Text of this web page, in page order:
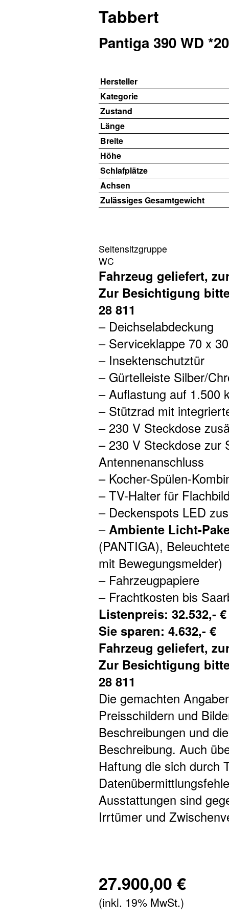
Tabbert
Pantiga 390 WD
Hersteller
Kategorie
Zustand
Länge
Breite
Höhe
Schlafplätze
Achsen
Zulässiges Gesamtgewicht
Seitensitzgruppe
WC
Fahrzeug geliefert,
Zur Besichtigung
28 811
– Deichselabdeckung
– Serviceklappe 70 x
– Insektenschutztür
– Gürtelleiste Silber/
– Auflastung auf 1.500
– Stützrad mit
– 230 V Steckdose
– 230 V Steckdose zur
Antennenanschluss
– Kocher-Spülen-
– TV-Halter für
– Deckenspots LED
–Ambiente Licht-
(PANTIGA),
mit Bewegungsmelder)
– Fahrzeugpapiere
– Frachtkosten bis
Listenpreis: 32.532,- €
Sie sparen: 4.632,- €
Fahrzeug geliefert,
Zur Besichtigung
28 811
Die gemachten
Preisschildern und
Beschreibungen und
Beschreibung. Auch
Haftung die sich durch
Ausstattungen sind
Irrtümer und
27.900,00 €
(inkl. 19% MwSt.)